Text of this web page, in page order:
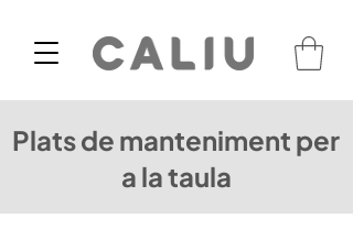
Plats de manteniment per
a la taula